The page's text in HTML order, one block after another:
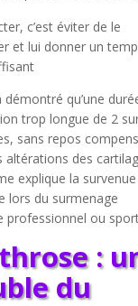
c’est éviter de le
et lui donner un
démontré qu’une
trop longue de 2
sans repos
altérations des
explique la survenue
lors du surmenage
professionnel ou
:
du